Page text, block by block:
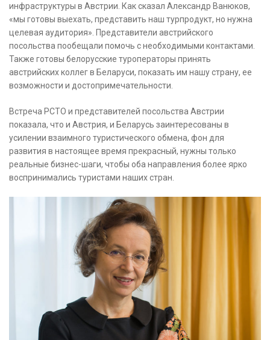
инфраструктуры в Австрии. Как сказал Александр Ванюков,
«мы готовы выехать, представить наш турпродукт, но нужна
целевая аудитория». Представители австрийского
посольства пообещали помочь с необходимыми контактами.
Также готовы белорусские туроператоры принять
австрийских коллег в Беларуси, показать им нашу страну, ее
возможности и достопримечательности.
Встреча РСТО и представителей посольства Австрии
показала, что и Австрия, и Беларусь заинтересованы в
усилении взаимного туристического обмена, фон для
развития в настоящее время прекрасный, нужны только
реальные бизнес-шаги, чтобы оба направления более ярко
воспринимались туристами наших стран.